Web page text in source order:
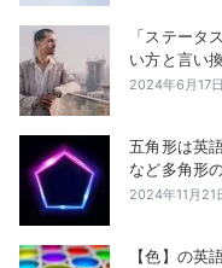
「ステータ
い方と言い
2024年6月17日
五角形は英
など多角形
2024年11月21
【色】の英